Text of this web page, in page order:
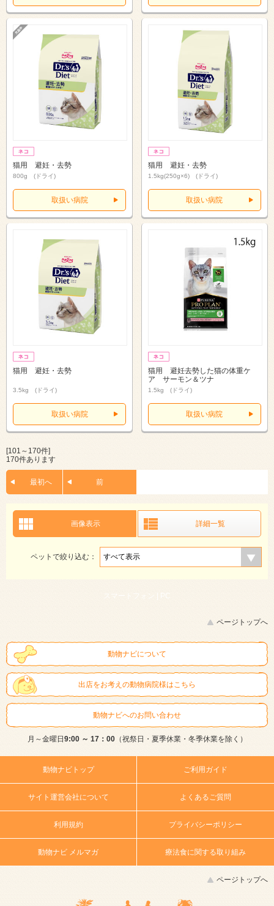
猫用 避妊・去勢
800g (ドライ)
取扱い病院
猫用 避妊・去勢
1.5kg(250g×6) (ドライ)
取扱い病院
猫用 避妊・去勢
3.5kg (ドライ)
取扱い病院
猫用 避妊去勢した猫の体重ケ
ア サーモン＆ツナ
1.5kg (ドライ)
取扱い病院
[101～170件]
170件あります
最初へ 前
画像表示 詳細一覧
ペットで絞り込む：
スマートフォン | PC
ページトップへ
動物ナビについて
出店をお考えの動物病院様はこちら
動物ナビへのお問い合わせ
月～金曜日9:00 ～ 17：00（祝祭日・夏季休業・冬季休業を除く）
動物ナビトップ ご利用ガイド
サイト運営会社について よくあるご質問
利用規約 プライバシーポリシー
動物ナビ メルマガ 療法食に関する取り組み
ページトップへ